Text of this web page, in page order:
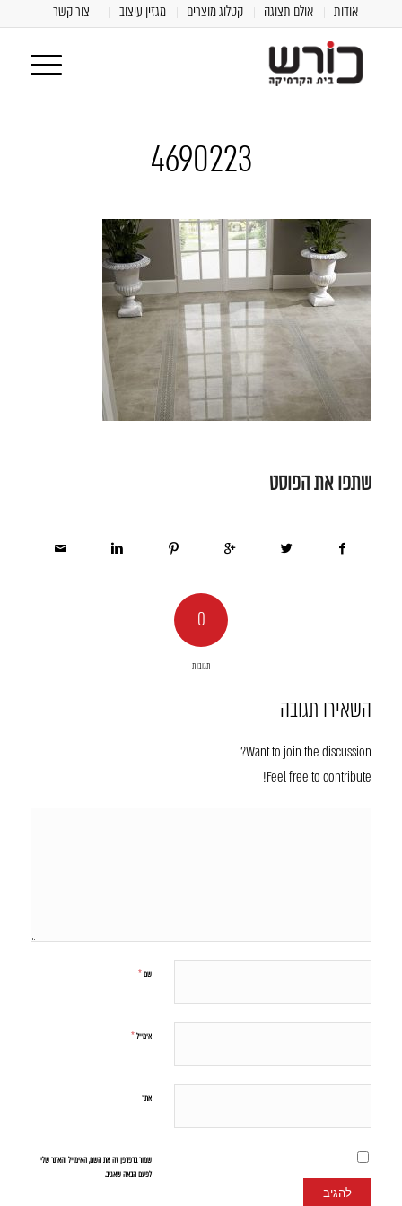
אודות אולם תצוגה קטלוג מוצרים מגזין עיצוב צור קשר
4690223
שתפו את הפוסט
0
תגובות
השאירו תגובה
Want to join the discussion?
Feel free to contribute!
שם*
אימייל*
אתר
שמור בדפדפן זה את השם, האימייל והאתר שלי
לפעם הבאה שאגיב.